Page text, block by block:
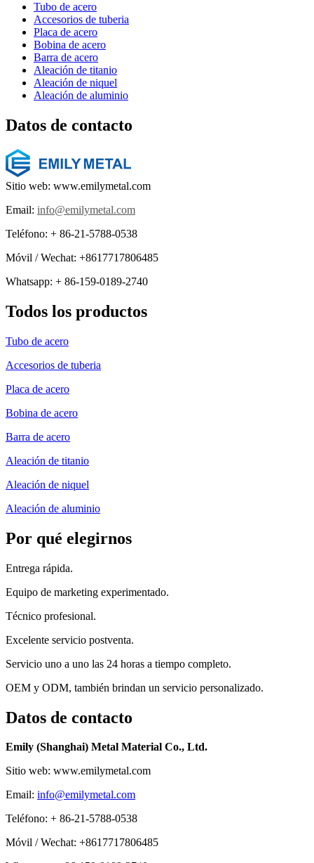
Tubo de acero
Accesorios de tuberia
Placa de acero
Bobina de acero
Barra de acero
Aleación de titanio
Aleación de niquel
Aleación de aluminio
Datos de contacto
Sitio web: www.emilymetal.com
Email: info@emilymetal.com
Teléfono: + 86-21-5788-0538
Móvil / Wechat: +8617717806485
Whatsapp: + 86-159-0189-2740
Todos los productos
Tubo de acero
Accesorios de tuberia
Placa de acero
Bobina de acero
Barra de acero
Aleación de titanio
Aleación de niquel
Aleación de aluminio
Por qué elegirnos
Entrega rápida.
Equipo de marketing experimentado.
Técnico profesional.
Excelente servicio postventa.
Servicio uno a uno las 24 horas a tiempo completo.
OEM y ODM, también brindan un servicio personalizado.
Datos de contacto
Emily (Shanghai) Metal Material Co., Ltd.
Sitio web: www.emilymetal.com
Email: info@emilymetal.com
Teléfono: + 86-21-5788-0538
Móvil / Wechat: +8617717806485